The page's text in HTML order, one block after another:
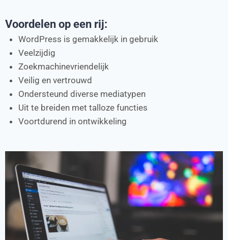
Voordelen op een rij:
WordPress is gemakkelijk in gebruik
Veelzijdig
Zoekmachinevriendelijk
Veilig en vertrouwd
Ondersteund diverse mediatypen
Uit te breiden met talloze functies
Voortdurend in ontwikkeling